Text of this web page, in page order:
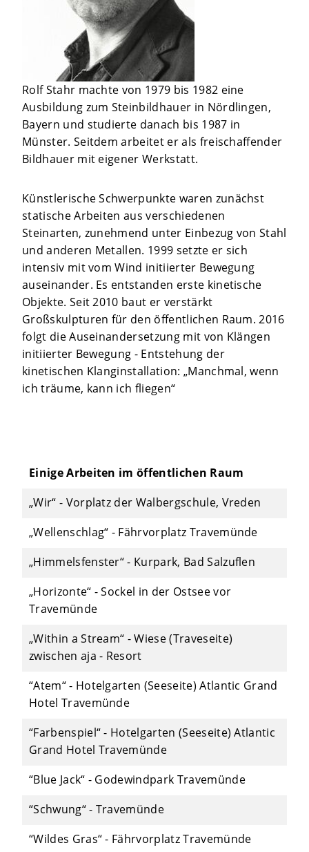
Rolf Stahr machte von 1979 bis 1982 eine
Ausbildung zum Steinbildhauer in Nördlingen,
Bayern und studierte danach bis 1987 in
Münster. Seitdem arbeitet er als freischaffender
Bildhauer mit eigener Werkstatt.
Künstlerische Schwerpunkte waren zunächst
statische Arbeiten aus verschiedenen
Steinarten, zunehmend unter Einbezug von Stahl
und anderen Metallen. 1999 setzte er sich
intensiv mit vom Wind initiierter Bewegung
auseinander. Es entstanden erste kinetische
Objekte. Seit 2010 baut er verstärkt
Großskulpturen für den öffentlichen Raum. 2016
folgt die Auseinandersetzung mit von Klängen
initiierter Bewegung - Entstehung der
kinetischen Klanginstallation: „Manchmal, wenn
ich träume, kann ich fliegen“
Einige Arbeiten im öffentlichen Raum
„Wir“ - Vorplatz der Walbergschule, Vreden
„Wellenschlag“ - Fährvorplatz Travemünde
„Himmelsfenster“ - Kurpark, Bad Salzuflen
„Horizonte“ - Sockel in der Ostsee vor
Travemünde
„Within a Stream“ - Wiese (Traveseite)
zwischen aja - Resort
“Atem“ - Hotelgarten (Seeseite) Atlantic Grand
Hotel Travemünde
“Farbenspiel“ - Hotelgarten (Seeseite) Atlantic
Grand Hotel Travemünde
“Blue Jack“ - Godewindpark Travemünde
“Schwung“ - Travemünde
“Wildes Gras“ - Fährvorplatz Travemünde